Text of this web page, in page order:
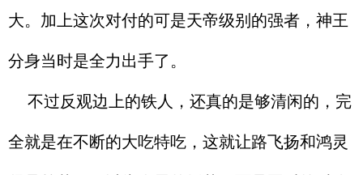
大。加上这次对付的可是天帝级别的强者，神王
分身当时是全力出手了。
不过反观边上的铁人，还真的是够清闲的，完
全就是在不断的大吃特吃，这就让路飞扬和鸿灵